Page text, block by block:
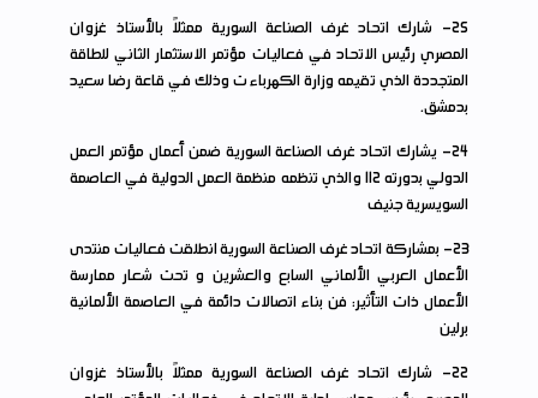
25- شارك اتحاد غرف الصناعة السورية ممثلاً بالأستاذ غزوان
المصري رئيس الاتحاد في فعاليات مؤتمر الاستثمار الثاني للطاقة
المتجددة الذي تقيمه وزارة الكهرباء ت وذلك في قاعة رضا سعيد
بدمشق.
24- يشارك اتحاد غرف الصناعة السورية ضمن أعمال مؤتمر العمل
الدولي بدورته 112 والذي تنظمه منظمة العمل الدولية في العاصمة
السويسرية جنيف
23- بمشاركة اتحاد غرف الصناعة السورية انطلقت فعاليات منتدى
الأعمال العربي الألماني السابع والعشرين و تحت شعار ممارسة
الأعمال ذات التأثير: فن بناء اتصالات دائمة في العاصمة الألمانية
برلين
22- شارك اتحاد غرف الصناعة السورية ممثلاً بالأستاذ غزوان